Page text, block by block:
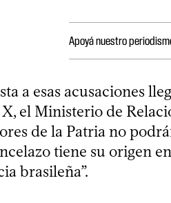
Apoyá nuestro
a esas acusaciones
el Ministerio de
de la Patria no
tiene su origen
brasileña”.